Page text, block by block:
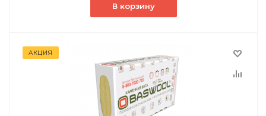
В корзину
АКЦИЯ